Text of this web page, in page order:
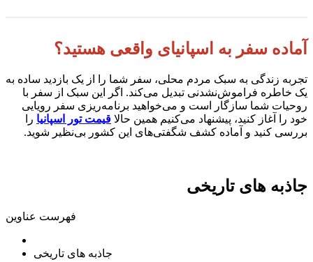
آماده سفر به اسپانیای واقعی هستید؟
تجربه زندگی به سبک مردم محلی، سفر شما را از یک بازدید ساده به
یک خاطره فراموش‌نشدنی تبدیل می‌کند. اگر این سبک از سفر با
روحیات شما سازگار است و می‌خواهید برنامه‌ریزی سفر رویایی
خود را آغاز کنید، پیشنهاد می‌کنیم همین حالا قیمت تور اسپانیا را
بررسی کنید و آماده کشف شگفتی‌های این کشور بی‌نظیر شوید.
جاذبه های تاریخی
فهرست عناوین
جاذبه های تاریخی